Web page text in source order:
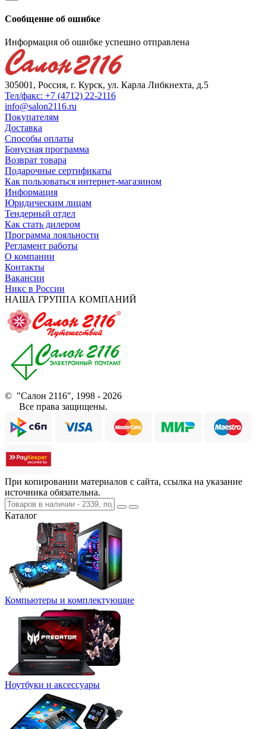
Сообщение об ошибке
Информация об ошибке успешно отправлена
305001, Россия, г. Курск, ул. Карла Либкнехта, д.5
Тел/факс: +7 (4712) 22-2116
info@salon2116.ru
Покупателям
Доставка
Способы оплаты
Бонусная программа
Возврат товара
Подарочные сертификаты
Как пользоваться интернет-магазином
Информация
Юридическим лицам
Тендерный отдел
Как стать дилером
Программа лояльности
Регламент работы
О компании
Контакты
Вакансии
Никс в России
НАША ГРУППА КОМПАНИЙ
© "Салон 2116", 1998 - 2026
Все права защищены.
При копировании материалов с сайта, ссылка на указание
источника обязательна.
Каталог
Компьютеры и комплектующие
Ноутбуки и аксессуары